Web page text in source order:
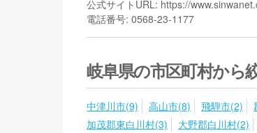
公式サイトURL: https://
電話番号: 0568-23-1177
岐阜県の市区町村から
中津川市(9) 高山市(8) 飛騨市(2)
加茂郡東白川村(3)
大野郡白川村(2)